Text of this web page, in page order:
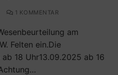
1 KOMMENTAR
am
Felten ein.Die
18 Uhr13.09.2025 ab 16